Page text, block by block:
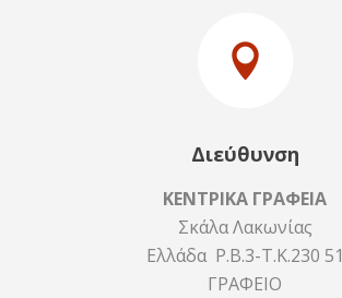
Διεύθυνση
ΚΕΝΤΡΙΚΑ ΓΡΑΦΕΙΑ
Σκάλα Λακωνίας
Ελλάδα P.B.3-Τ.Κ.230 51
ΓΡΑΦΕΙΟ